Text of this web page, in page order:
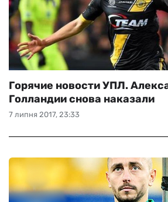
7 липня 2017, 23:33
Горячие новости УПЛ.
Голландии снова наказали